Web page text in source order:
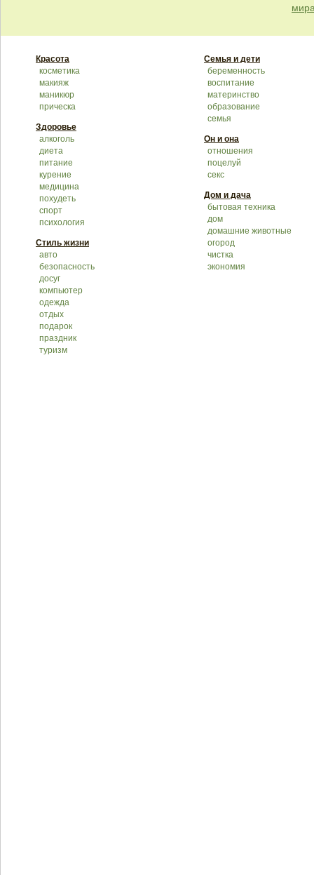
Красота
косметика
макияж
маникюр
прическа
Здоровье
алкоголь
диета
питание
курение
медицина
похудеть
спорт
психология
Стиль жизни
авто
безопасность
досуг
компьютер
одежда
отдых
подарок
праздник
туризм
Семья и дети
беременность
воспитание
материнство
образование
семья
Он и она
отношения
поцелуй
секс
Дом и дача
бытовая техника
дом
домашние животные
огород
чистка
экономия